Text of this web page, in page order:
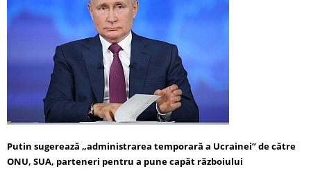
Putin sugerează „administrarea temporară a Ucrainei” de către
ONU, SUA, parteneri pentru a pune capăt războiului